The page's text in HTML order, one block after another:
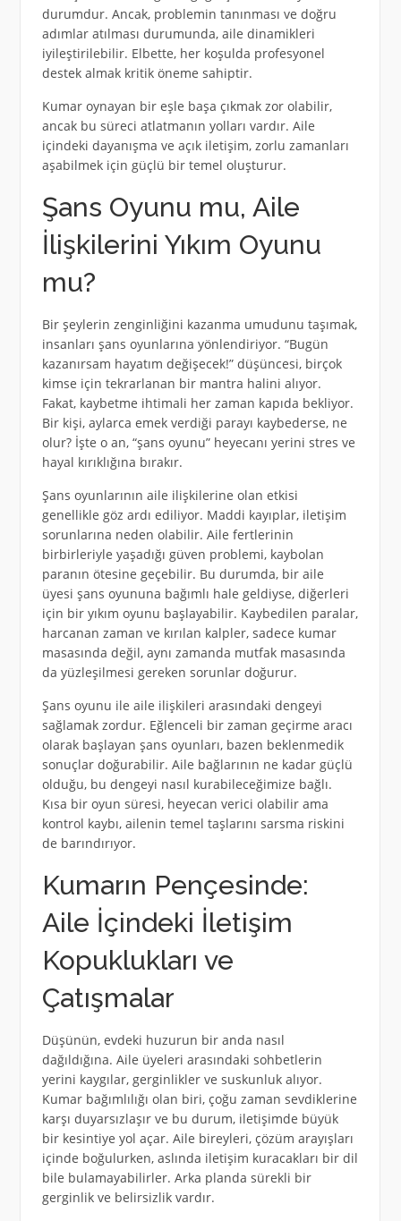
durumdur. Ancak, problemin tanınması ve doğru
adımlar atılması durumunda, aile dinamikleri
iyileştirilebilir. Elbette, her koşulda profesyonel
destek almak kritik öneme sahiptir.
Kumar oynayan bir eşle başa çıkmak zor olabilir,
ancak bu süreci atlatmanın yolları vardır. Aile
içindeki dayanışma ve açık iletişim, zorlu zamanları
aşabilmek için güçlü bir temel oluşturur.
Şans Oyunu mu, Aile
İlişkilerini Yıkım Oyunu
mu?
Bir şeylerin zenginliğini kazanma umudunu taşımak,
insanları şans oyunlarına yönlendiriyor. “Bugün
kazanırsam hayatım değişecek!” düşüncesi, birçok
kimse için tekrarlanan bir mantra halini alıyor.
Fakat, kaybetme ihtimali her zaman kapıda bekliyor.
Bir kişi, aylarca emek verdiği parayı kaybederse, ne
olur? İşte o an, “şans oyunu” heyecanı yerini stres ve
hayal kırıklığına bırakır.
Şans oyunlarının aile ilişkilerine olan etkisi
genellikle göz ardı ediliyor. Maddi kayıplar, iletişim
sorunlarına neden olabilir. Aile fertlerinin
birbirleriyle yaşadığı güven problemi, kaybolan
paranın ötesine geçebilir. Bu durumda, bir aile
üyesi şans oyununa bağımlı hale geldiyse, diğerleri
için bir yıkım oyunu başlayabilir. Kaybedilen paralar,
harcanan zaman ve kırılan kalpler, sadece kumar
masasında değil, aynı zamanda mutfak masasında
da yüzleşilmesi gereken sorunlar doğurur.
Şans oyunu ile aile ilişkileri arasındaki dengeyi
sağlamak zordur. Eğlenceli bir zaman geçirme aracı
olarak başlayan şans oyunları, bazen beklenmedik
sonuçlar doğurabilir. Aile bağlarının ne kadar güçlü
olduğu, bu dengeyi nasıl kurabileceğimize bağlı.
Kısa bir oyun süresi, heyecan verici olabilir ama
kontrol kaybı, ailenin temel taşlarını sarsma riskini
de barındırıyor.
Kumarın Pençesinde:
Aile İçindeki İletişim
Kopuklukları ve
Çatışmalar
Düşünün, evdeki huzurun bir anda nasıl
dağıldığına. Aile üyeleri arasındaki sohbetlerin
yerini kaygılar, gerginlikler ve suskunluk alıyor.
Kumar bağımlılığı olan biri, çoğu zaman sevdiklerine
karşı duyarsızlaşır ve bu durum, iletişimde büyük
bir kesintiye yol açar. Aile bireyleri, çözüm arayışları
içinde boğulurken, aslında iletişim kuracakları bir dil
bile bulamayabilirler. Arka planda sürekli bir
gerginlik ve belirsizlik vardır.